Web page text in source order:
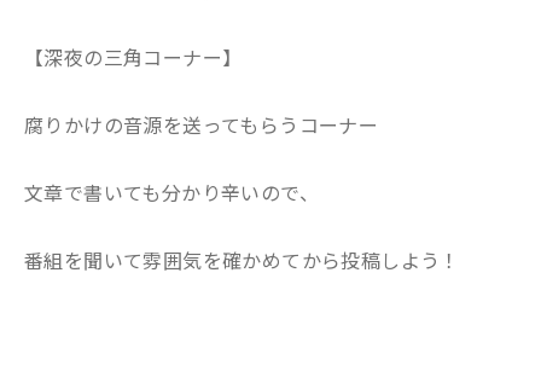
【深夜の三角コーナー】
腐りかけの音源を送ってもらうコーナー
文章で書いても分かり辛いので、
番組を聞いて雰囲気を確かめてから投稿しよう！